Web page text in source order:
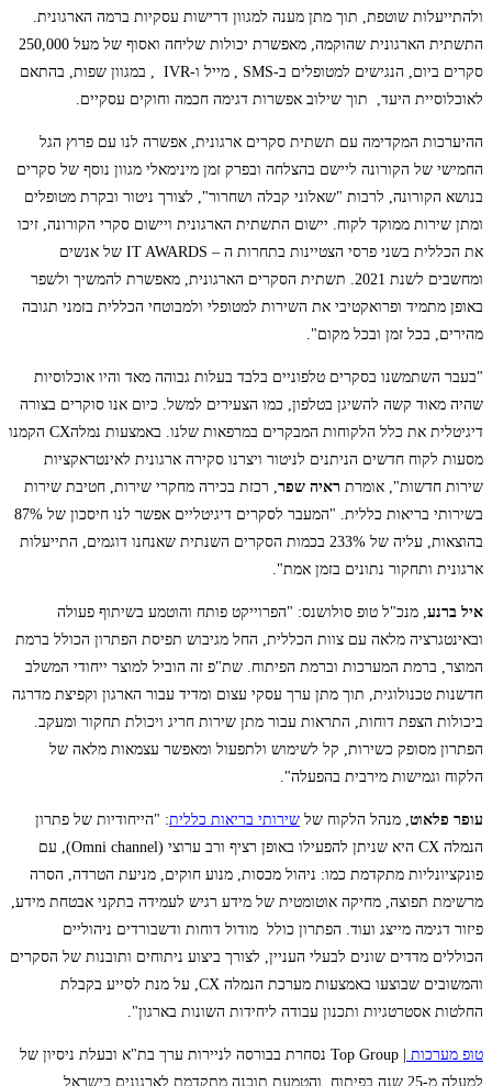
ולהתייעלות שוטפת, תוך מתן מענה למגוון דרישות עסקיות ברמה הארגונית.
התשתית הארגונית שהוקמה, מאפשרת יכולות שליחה ואסוף של מעל 250,000
סקרים ביום, הנגישים למטופלים ב-SMS , מייל ו-IVR , במגוון שפות, בהתאם
לאוכלוסיית היעד, תוך שילוב אפשרות דגימה חכמה וחוקים עסקיים.
ההיערכות המקדימה עם תשתית סקרים ארגונית, אפשרה לנו עם פרוץ הגל
החמישי של הקורונה ליישם בהצלחה ובפרק זמן מינימאלי מגוון נוסף של סקרים
בנושא הקורונה, לרבות "שאלוני קבלה ושחרור", לצורך ניטור ובקרת מטופלים
ומתן שירות ממוקד לקוח. יישום התשתית הארגונית ויישום סקרי הקורונה, זיכו
את הכללית בשני פרסי הצטיינות בתחרות ה – IT AWARDS של אנשים
ומחשבים לשנת 2021. תשתית הסקרים הארגונית, מאפשרת להמשיך ולשפר
באופן מתמיד ופרואקטיבי את השירות למטופלי ולמבוטחי הכללית בזמני תגובה
מהירים, בכל זמן ובכל מקום".
"בעבר השתמשנו בסקרים טלפוניים בלבד בעלות גבוהה מאד והיו אוכלוסיות
שהיה מאוד קשה להשיגן בטלפון, כמו הצעירים למשל. כיום אנו סוקרים בצורה
דיגיטלית את כלל הלקוחות המבקרים במרפאות שלנו. באמצעות נמלהCX הקמנו
מסעות לקוח חדשים הניתנים לניטור ויצרנו סקירה ארגונית לאינטראקציות
שירות חדשות", אומרת ראיה שפר, רכזת בכירה מחקרי שירות, חטיבת שירות
בשירותי בריאות כללית. "המעבר לסקרים דיגיטליים אפשר לנו חיסכון של 87%
בהוצאות, עליה של 233% בכמות הסקרים השנתית שאנחנו דוגמים, התייעלות
ארגונית ותחקור נתונים בזמן אמת".
איל ברנע, מנכ"ל טופ סולושנס: "הפרוייקט פותח והוטמע בשיתוף פעולה
ובאינטגרציה מלאה עם צוות הכללית, החל מגיבוש תפיסת הפתרון הכולל ברמת
המוצר, ברמת המערכות וברמת הפיתוח. שת"פ זה הוביל למוצר ייחודי המשלב
חדשנות טכנולוגית, תוך מתן ערך עסקי עצום ומדיד עבור הארגון וקפיצת מדרגה
ביכולות הצפת דוחות, התראות עבור מתן שירות חריג ויכולת תחקור ומעקב.
הפתרון מסופק כשירות, קל לשימוש ולתפעול ומאפשר עצמאות מלאה של
הלקוח וגמישות מירבית בהפעלה".
עופר פלאוט, מנהל הלקוח של שירותי בריאות כללית: "הייחודיות של פתרון
הנמלה CX היא שניתן להפעילו באופן רציף ורב ערוצי (Omni channel), עם
פונקציונליות מתקדמת כמו: ניהול מכסות, מנוע חוקים, מניעת הטרדה, הסרה
מרשימת תפוצה, מחיקה אוטומטית של מידע רגיש לעמידה בתקני אבטחת מידע,
פיזור דגימה מייצג ועוד. הפתרון כולל מודול דוחות ודשבורדים ניהוליים
הכוללים מדדים שונים לבעלי העניין, לצורך ביצוע ניתוחים ותובנות של הסקרים
והמשובים שבוצעו באמצעות מערכת הנמלה CX, על מנת לסייע בקבלת
החלטות אסטרטגיות ותכנון עבודה ליחידות השונות בארגון".
טופ מערכות
| Top Group נסחרת בבורסה לניירות ערך בת"א ובעלת ניסיון של
למעלה מ-25 שנה בפיתוח, והטמעת תוכנה מתקדמת לארגונים בישראל